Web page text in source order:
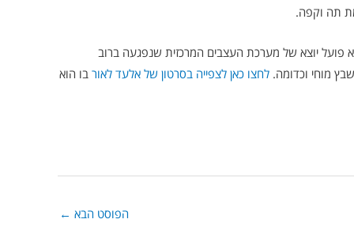
תה וקפה.
פועל יוצא של מערכת העצבים המרכזית שנפגעה ברוב
מוחי וכדומה. לחצו כאן לצפייה בסרטון של אלעד לאור בו הוא
הפוסט הבא ←